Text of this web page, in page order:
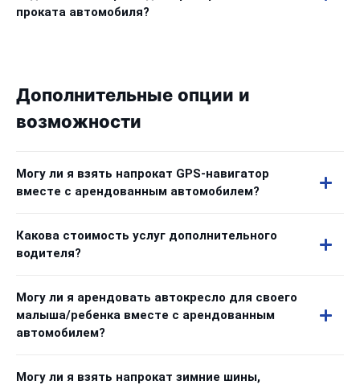
проката автомобиля?
Дополнительные опции и
возможности
Могу ли я взять напрокат GPS-навигатор
вместе с арендованным автомобилем?
Какова стоимость услуг дополнительного
водителя?
Могу ли я арендовать автокресло для своего
малыша/ребенка вместе с арендованным
автомобилем?
Могу ли я взять напрокат зимние шины,